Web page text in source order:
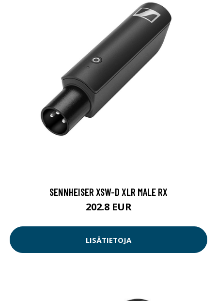
SENNHEISER XSW-D XLR MALE RX
202.8 EUR
LISÄTIETOJA